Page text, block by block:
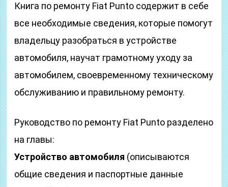
Книга по ремонту Fiat Punto содержит в себе
все необходимые сведения, которые помогут
владельцу разобраться в устройстве
автомобиля, научат грамотному уходу за
автомобилем, своевременному техническому
обслуживанию и правильному ремонту.
Руководство по ремонту Fiat Punto разделено
на главы:
Устройство автомобиля (описываются
общие сведения и паспортные данные